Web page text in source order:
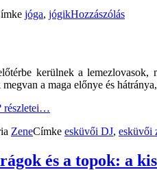
jóga, jógikHozzászólás
kerülnek a
a maga előnye és
részletei…
ZeneCímke esküvői DJ, esküvői
és a topok: a